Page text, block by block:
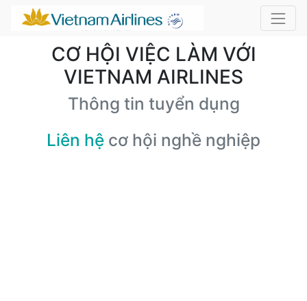
CƠ HỘI VIỆC LÀM VỚI
VIETNAM AIRLINES
Thông tin tuyển dụng
Liên hệ cơ hội nghề nghiệp